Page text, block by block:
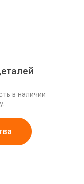
в наличии